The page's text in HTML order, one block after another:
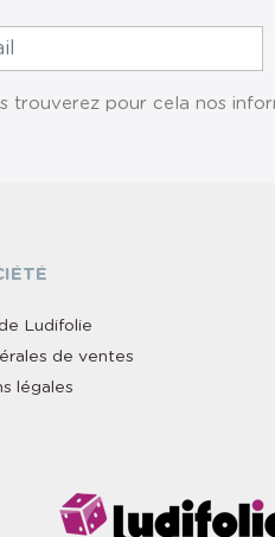
trouverez pour cela nos
Ludifolie
de ventes
légales